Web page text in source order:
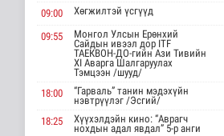
Нийгэм
16 цаг 55 минутын өмнө
АНУ импортлогчдод
100 тэрбум
ам.долларын
тарифын..
Дэлхийд
16 цаг 56 минутын өмнө
09:00
Хөгжилтэй үсгүүд
09:55
Монгол Улсын Ерөнхий
Сайдын ивээл дор ITF
ТАЕКВОН-ДО-гийн Ази Тивийн
XI Аварга Шалгаруулах
Тэмцээн /шууд/
18:00
“Гарваль” танин мэдэхүйн
нэвтрүүлэг /Эсгий/
18:25
Хүүхэлдэйн кино: “Аврагч
нохдын адал явдал” 5-р анги